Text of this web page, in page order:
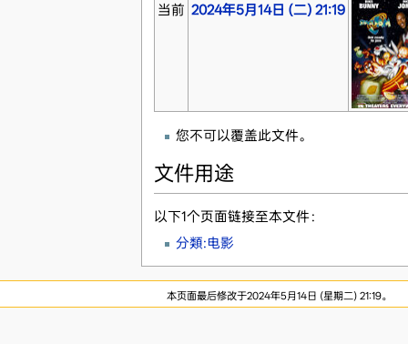
当前 2024年5月14日 (二) 21:19
您不可以覆盖此文件。
文件用途
以下1个页面链接至本文件：
分類:电影
本页面最后修改于2024年5月14日 (星期二) 21:19。